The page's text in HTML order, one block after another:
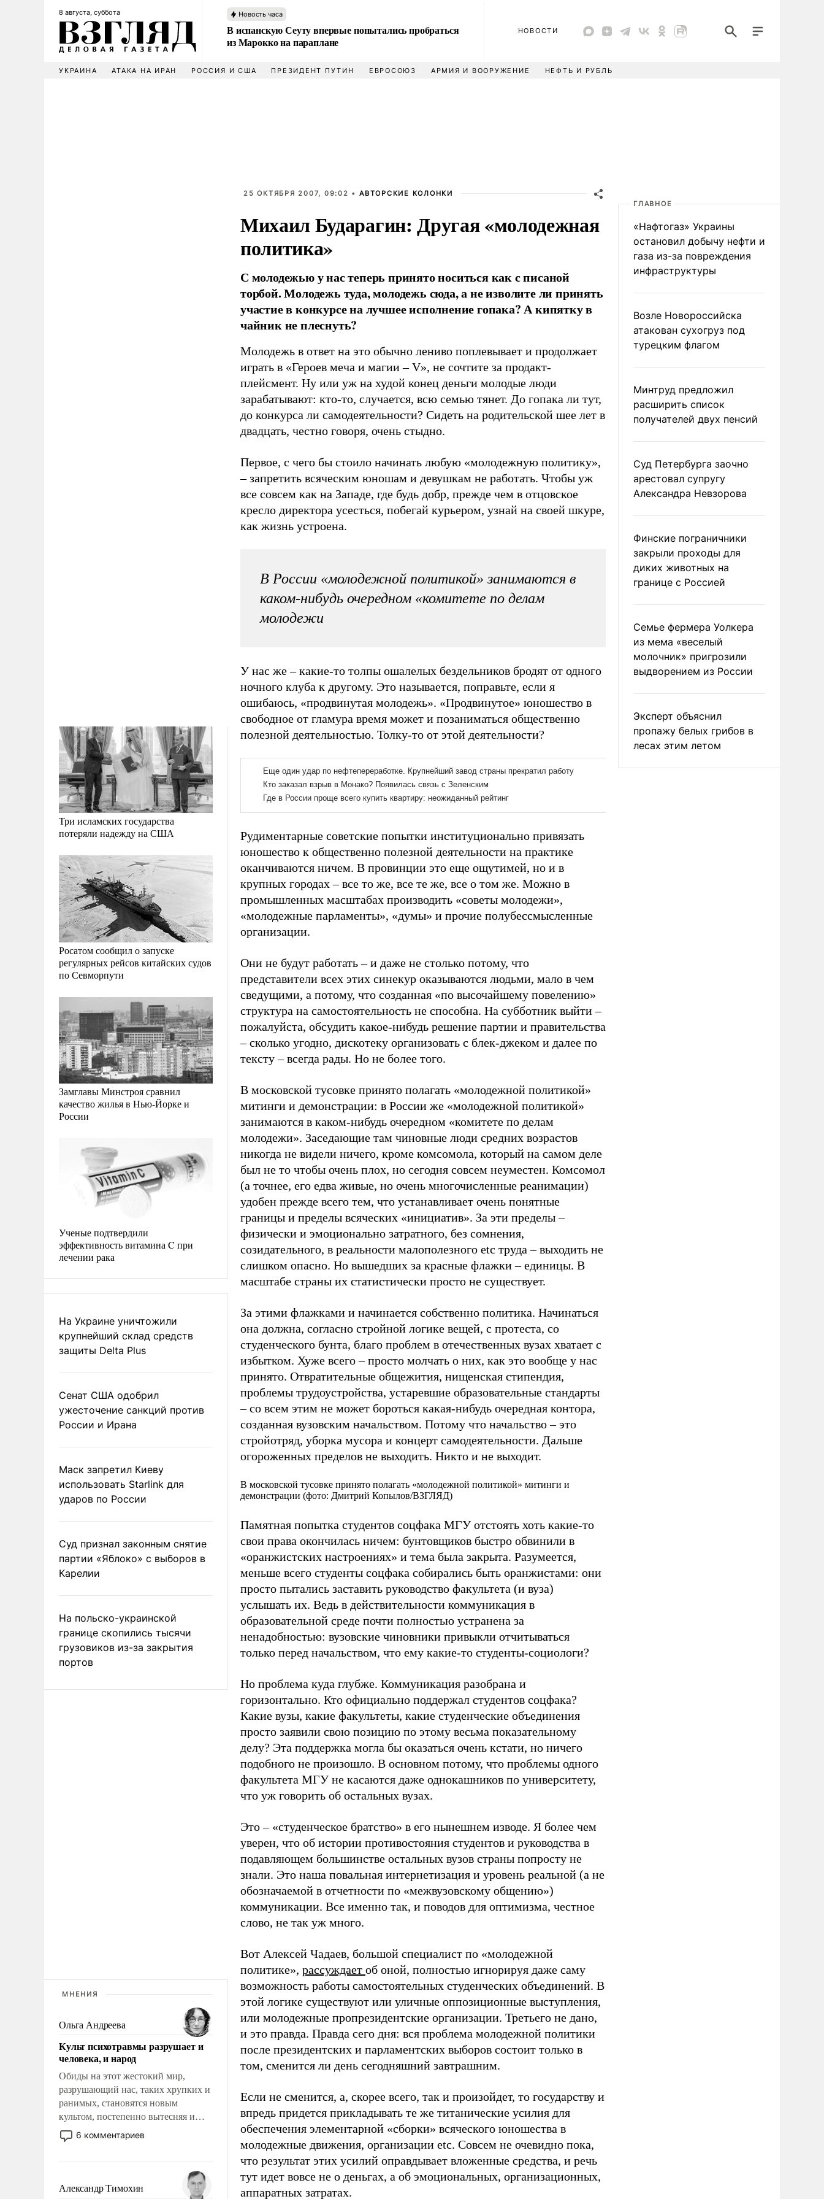
8 августа, суббота Новость часа
В испанскую Сеуту впервые попытались пробраться
из Марокко на параплане
НОВОСТИ
УКРАИНА АТАКА НА ИРАН РОССИЯ И США ПРЕЗИДЕНТ ПУТИН ЕВРОСОЮЗ АРМИЯ И ВООРУЖЕНИЕ НЕФТЬ И РУБЛЬ
Три исламских государства
потеряли надежду на США
Росатом сообщил о запуске
регулярных рейсов китайских судов
по Севморпути
Замглавы Минстроя сравнил
качество жилья в Нью-Йорке и
России
Ученые подтвердили
эффективность витамина C при
лечении рака
На Украине уничтожили
крупнейший склад средств
защиты Delta Plus
Сенат США одобрил
ужесточение санкций против
России и Ирана
Маск запретил Киеву
использовать Starlink для
ударов по России
Суд признал законным снятие
партии «Яблоко» с выборов в
Карелии
На польско-украинской
границе скопились тысячи
грузовиков из-за закрытия
портов
МНЕНИЯ
Ольга Андреева
Культ психотравмы разрушает и
человека, и народ
Обиды на этот жестокий мир,
разрушающий нас, таких хрупких и
ранимых, становятся новым
культом, постепенно вытесняя и
отменяя традиционное требование к
человеку – быть мужественным и
на себя ответственность, помогать
слабым, идти вперед и
6 комментариев
Александр Тимохин
25 ОКТЯБРЯ 2007, 09:02 • АВТОРСКИЕ КОЛОНКИ
Михаил Бударагин: Другая «молодежная
политика»
С молодежью у нас теперь принято носиться как с писаной
торбой. Молодежь туда, молодежь сюда, а не изволите ли принять
участие в конкурсе на лучшее исполнение гопака? А кипятку в
чайник не плеснуть?
Молодежь в ответ на это обычно лениво поплевывает и продолжает
играть в «Героев меча и магии – V», не сочтите за продакт-
плейсмент. Ну или уж на худой конец деньги молодые люди
зарабатывают: кто-то, случается, всю семью тянет. До гопака ли тут,
до конкурса ли самодеятельности? Сидеть на родительской шее лет в
двадцать, честно говоря, очень стыдно.
Первое, с чего бы стоило начинать любую «молодежную политику»,
– запретить всяческим юношам и девушкам не работать. Чтобы уж
все совсем как на Западе, где будь добр, прежде чем в отцовское
кресло директора усесться, побегай курьером, узнай на своей шкуре,
как жизнь устроена.
В России «молодежной политикой» занимаются в
каком-нибудь очередном «комитете по делам
молодежи
У нас же – какие-то толпы ошалелых бездельников бродят от одного
ночного клуба к другому. Это называется, поправьте, если я
ошибаюсь, «продвинутая молодежь». «Продвинутое» юношество в
свободное от гламура время может и позаниматься общественно
полезной деятельностью. Толку-то от этой деятельности?
Рудиментарные советские попытки институционально привязать
юношество к общественно полезной деятельности на практике
оканчиваются ничем. В провинции это еще ощутимей, но и в
крупных городах – все то же, все те же, все о том же. Можно в
промышленных масштабах производить «советы молодежи»,
«молодежные парламенты», «думы» и прочие полубессмысленные
организации.
Они не будут работать – и даже не столько потому, что
представители всех этих синекур оказываются людьми, мало в чем
сведущими, а потому, что созданная «по высочайшему повелению»
структура на самостоятельность не способна. На субботник выйти –
пожалуйста, обсудить какое-нибудь решение партии и правительства
– сколько угодно, дискотеку организовать с блек-джеком и далее по
тексту – всегда рады. Но не более того.
В московской тусовке принято полагать «молодежной политикой»
митинги и демонстрации: в России же «молодежной политикой»
занимаются в каком-нибудь очередном «комитете по делам
молодежи». Заседающие там чиновные люди средних возрастов
никогда не видели ничего, кроме комсомола, который на самом деле
был не то чтобы очень плох, но сегодня совсем неуместен. Комсомол
(а точнее, его едва живые, но очень многочисленные реанимации)
удобен прежде всего тем, что устанавливает очень понятные
границы и пределы всяческих «инициатив». За эти пределы –
физически и эмоционально затратного, без сомнения,
созидательного, в реальности малополезного etc труда – выходить не
слишком опасно. Но вышедших за красные флажки – единицы. В
масштабе страны их статистически просто не существует.
За этими флажками и начинается собственно политика. Начинаться
она должна, согласно стройной логике вещей, с протеста, со
студенческого бунта, благо проблем в отечественных вузах хватает с
избытком. Хуже всего – просто молчать о них, как это вообще у нас
принято. Отвратительные общежития, нищенская стипендия,
проблемы трудоустройства, устаревшие образовательные стандарты
– со всем этим не может бороться какая-нибудь очередная контора,
созданная вузовским начальством. Потому что начальство – это
стройотряд, уборка мусора и концерт самодеятельности. Дальше
огороженных пределов не выходить. Никто и не выходит.
В московской тусовке принято полагать «молодежной политикой» митинги и
демонстрации (фото: Дмитрий Копылов/ВЗГЛЯД)
Памятная попытка студентов соцфака МГУ отстоять хоть какие-то
свои права окончилась ничем: бунтовщиков быстро обвинили в
«оранжистских настроениях» и тема была закрыта. Разумеется,
меньше всего студенты соцфака собирались быть оранжистами: они
просто пытались заставить руководство факультета (и вуза)
услышать их. Ведь в действительности коммуникация в
образовательной среде почти полностью устранена за
ненадобностью: вузовские чиновники привыкли отчитываться
только перед начальством, что ему какие-то студенты-социологи?
Но проблема куда глубже. Коммуникация разобрана и
горизонтально. Кто официально поддержал студентов соцфака?
Какие вузы, какие факультеты, какие студенческие объединения
просто заявили свою позицию по этому весьма показательному
делу? Эта поддержка могла бы оказаться очень кстати, но ничего
подобного не произошло. В основном потому, что проблемы одного
факультета МГУ не касаются даже однокашников по университету,
что уж говорить об остальных вузах.
Это – «студенческое братство» в его нынешнем изводе. Я более чем
уверен, что об истории противостояния студентов и руководства в
подавляющем большинстве остальных вузов страны попросту не
знали. Это наша повальная интернетизация и уровень реальной (а не
обозначаемой в отчетности по «межвузовскому общению»)
коммуникации. Все именно так, и поводов для оптимизма, честное
слово, не так уж много.
Вот Алексей Чадаев, большой специалист по «молодежной
политике», рассуждает об оной, полностью игнорируя даже саму
возможность работы самостоятельных студенческих объединений. В
этой логике существуют или уличные оппозиционные выступления,
или молодежные пропрезидентские организации. Третьего не дано,
и это правда. Правда сего дня: вся проблема молодежной политики
после президентских и парламентских выборов состоит только в
том, сменится ли день сегодняшний завтрашним.
Если не сменится, а, скорее всего, так и произойдет, то государству и
впредь придется прикладывать те же титанические усилия для
обеспечения элементарной «сборки» всяческого юношества в
молодежные движения, организации etc. Совсем не очевидно пока,
что результат этих усилий оправдывает вложенные средства, и речь
тут идет вовсе не о деньгах, а об эмоциональных, организационных,
аппаратных затратах.
ГЛАВНОЕ
«Нафтогаз» Украины
остановил добычу нефти и
газа из-за повреждения
инфраструктуры
Возле Новороссийска
атакован сухогруз под
турецким флагом
Минтруд предложил
расширить список
получателей двух пенсий
Суд Петербурга заочно
арестовал супругу
Александра Невзорова
Финские пограничники
закрыли проходы для
диких животных на
границе с Россией
Семье фермера Уолкера
из мема «веселый
молочник» пригрозили
выдворением из России
Эксперт объяснил
пропажу белых грибов в
лесах этим летом